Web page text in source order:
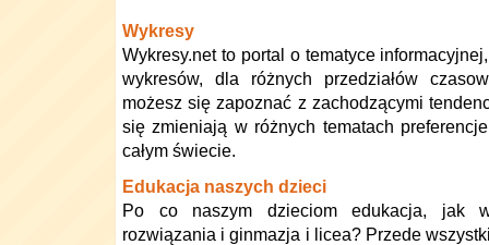
Wykresy
Wykresy.net to portal o tematyce
wykresów, dla różnych przedziałów
możesz się zapoznać z zachodzącymi
się zmieniają w różnych tematach
całym świecie.
Edukacja naszych dzieci
Po co naszym dzieciom edukacja, jak
rozwiązania i ginmazja i licea? Przede